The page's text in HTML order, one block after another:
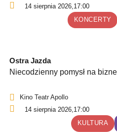
14 sierpnia 2026, 17:00
KONCERTY
Ostra Jazda
Niecodzienny pomysł na
Kino Teatr Apollo
14 sierpnia 2026,17:00
KULTURA